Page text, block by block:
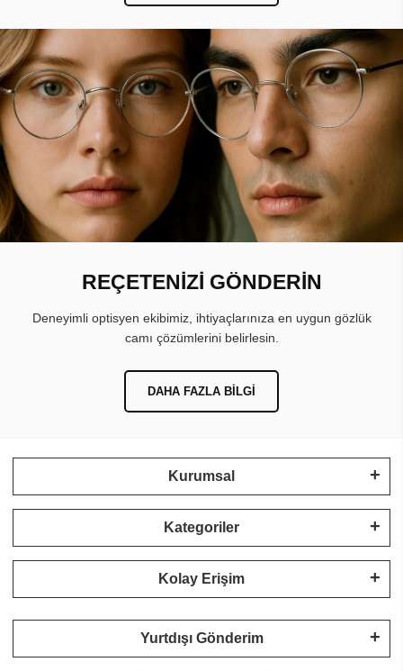
REÇETENİZİ GÖNDERİN
Deneyimli optisyen ekibimiz, ihtiyaçlarınıza en uygun gözlük
camı çözümlerini belirlesin.
DAHA FAZLA BILGI
Kurumsal
Kategoriler
Kolay Erişim
Yurtdışı Gönderim